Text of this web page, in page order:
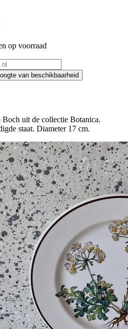
op voorraad
van beschikbaarheid
uit de collectie Botanica.
staat. Diameter 17 cm.